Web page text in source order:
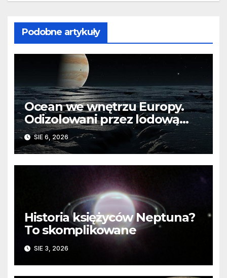
Podobne artykuły
Ocean we wnętrzu Europy.
Odizolowani przez lodową
barierę
SIE 6, 2026
Historia księżyców Neptuna?
To skomplikowane
SIE 3, 2026